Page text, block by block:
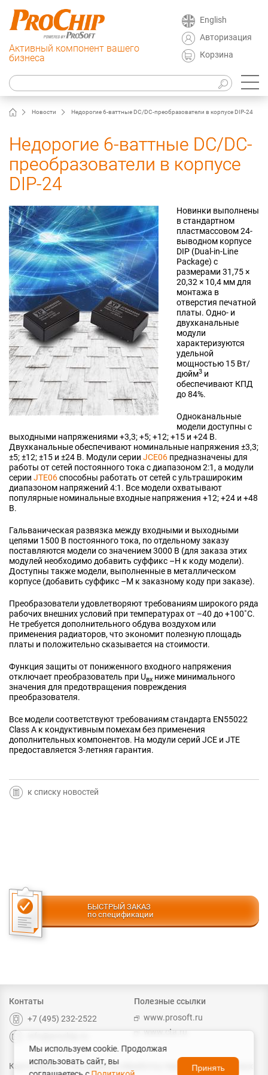
Активный компонент вашего
бизнеса
English
Авторизация
Корзина
Новости Недорогие 6-ваттные DC/DC-преобразователи в корпусе DIP-24
БЫСТРЫЙ ЗАКАЗ
по спецификации
Недорогие 6-ваттные DC/DC-
преобразователи в корпусе
DIP-24
Новинки выполнены
в стандартном
пластмассовом 24-
выводном корпусе
DIP (Dual-in-Line
Package) с
размерами 31,75 ×
20,32 × 10,4 мм для
монтажа в
отверстия печатной
платы. Одно- и
двухканальные
модули
характеризуются
удельной
мощностью 15 Вт/
дюйм3 и
обеспечивают КПД
до 84%.
Одноканальные
модели доступны с
выходными напряжениями +3,3; +5; +12; +15 и +24 В.
Двухканальные обеспечивают номинальные напряжения ±3,3;
±5; ±12; ±15 и ±24 В. Модули серии JCE06 предназначены для
работы от сетей постоянного тока с диапазоном 2:1, а модули
серии JTE06способны работать от сетей с ультрашироким
диапазоном напряжений 4:1. Все модели охватывают
популярные номинальные входные напряжения +12; +24 и +48
В.
Гальваническая развязка между входными и выходными
цепями 1500 В постоянного тока, по отдельному заказу
поставляются модели со значением 3000 В (для заказа этих
модулей необходимо добавить суффикс –H к коду модели).
Доступны также модели, выполненные в металлическом
корпусе (добавить суффикс –M к заказному коду при заказе).
Преобразователи удовлетворяют требованиям широкого ряда
рабочих внешних условий при температурах от –40 до +100˚C.
Не требуется дополнительного обдува воздухом или
применения радиаторов, что экономит полезную площадь
платы и положительно сказывается на стоимости.
Функция защиты от пониженного входного напряжения
отключает преобразователь при Uвх ниже минимального
значения для предотвращения повреждения
преобразователя.
Все модели соответствуют требованиям стандарта EN55022
Class A к кондуктивным помехам без применения
дополнительных компонентов. На модули серий JCE и JTE
предоставляется 3-летняя гарантия.
к списку новостей
Контаты
+7 (495) 232-2522
Полезные ссылки
www.prosoft.ru
www.cta.ru
Карта сайта Согласие на обработку персональных данных
Мы используем cookie. Продолжая
использовать сайт, вы
Принять